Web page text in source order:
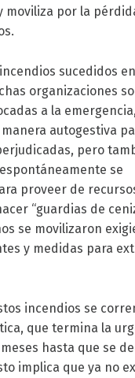
moviliza por la
sucedidos
organizaciones
a la emergencia,
autogestiva
pero
se
proveer de
“guardias de
se movilizaron
y medidas para
incendios se
que termina la
hasta que se
implica que ya no